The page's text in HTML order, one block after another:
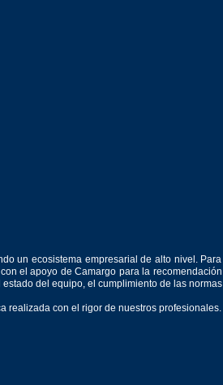
un ecosistema empresarial de alto nivel. Para
el apoyo de Camargo para la recomendación
del equipo, el cumplimiento de las normas
realizada con el rigor de nuestros profesionales.